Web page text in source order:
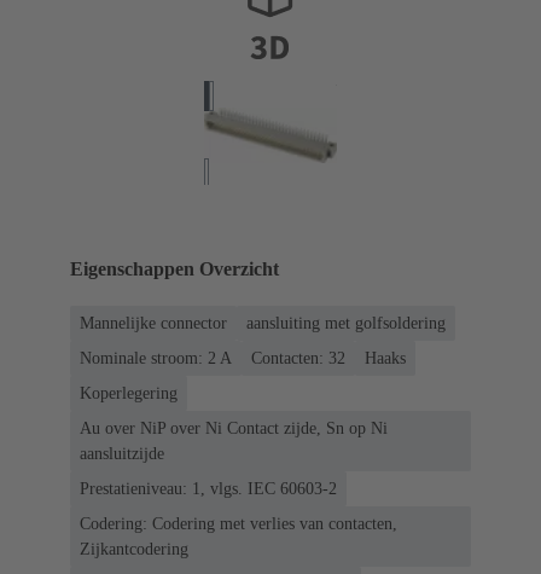
Eigenschappen Overzicht
Mannelijke connector
aansluiting met golfsoldering
Nominale stroom: ‌2 A
Contacten: 32
Haaks
Koperlegering
Au over NiP over Ni Contact zijde, Sn op Ni
aansluitzijde
Prestatieniveau: 1, vlgs. IEC 60603-2
Codering: Codering met verlies van contacten,
Zijkantcodering